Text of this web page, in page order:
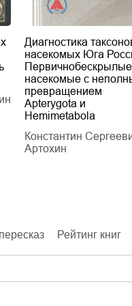
Диагностика
насекомых Юга
насекомые с
превращением
Apterygota и
Hemimetabola
Константин
Артохин
Рейтинг книг